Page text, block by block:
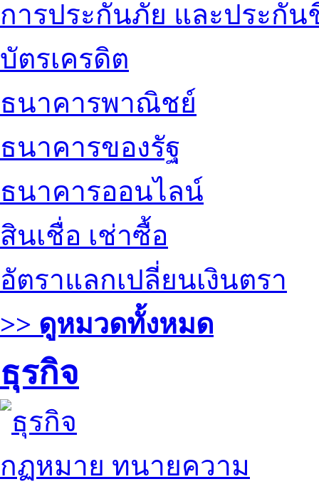
การประกันภัย และประกัน
บัตรเครดิต
ธนาคารพาณิชย์
ธนาคารของรัฐ
ธนาคารออนไลน์
สินเชื่อ เช่าซื้อ
อัตราแลกเปลี่ยนเงินตรา
>> ดูหมวดทั้งหมด
ธุรกิจ
กฏหมาย ทนายความ